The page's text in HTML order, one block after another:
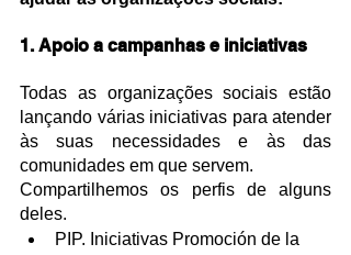
1. Apoio a campanhas e iniciativas
Todas as organizações sociais estão
lançando várias iniciativas para atender
às suas necessidades e às das
comunidades em que servem.
Compartilhemos os perfis de alguns
deles.
PIP. Iniciativas Promoción de la